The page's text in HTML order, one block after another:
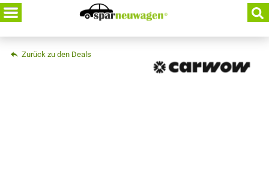
Skip
to
content
Zurück zu den Deals